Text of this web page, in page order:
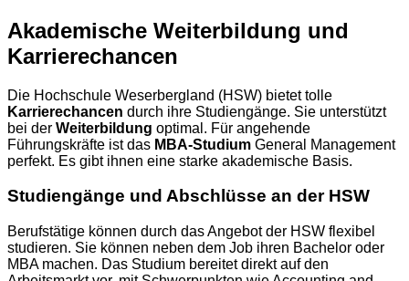
Akademische Weiterbildung und
Karrierechancen
Die Hochschule Weserbergland (HSW) bietet tolle
Karrierechancen durch ihre Studiengänge. Sie unterstützt
bei der Weiterbildung optimal. Für angehende
Führungskräfte ist das MBA-Studium General Management
perfekt. Es gibt ihnen eine starke akademische Basis.
Studiengänge und Abschlüsse an der HSW
Berufstätige können durch das Angebot der HSW flexibel
studieren. Sie können neben dem Job ihren Bachelor oder
MBA machen. Das Studium bereitet direkt auf den